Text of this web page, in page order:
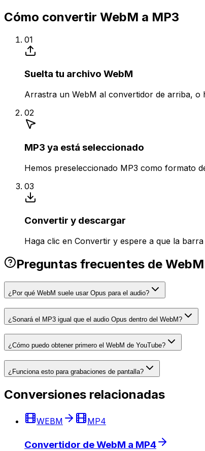
Cómo convertir WebM a MP3
01
Suelta tu archivo WebM
Arrastra un WebM al convertidor de arriba, o
02
MP3 ya está seleccionado
Hemos preseleccionado MP3 como formato
03
Convertir y descargar
Haga clic en Convertir y espere a que la
Preguntas frecuentes de
¿Por qué WebM suele usar Opus para el audio?
¿Sonará el MP3 igual que el audio Opus dentro del WebM?
¿Cómo puedo obtener primero el WebM de YouTube?
¿Funciona esto para grabaciones de pantalla?
Conversiones relacionadas
WEBM MP4
Convertidor de WebM a MP4